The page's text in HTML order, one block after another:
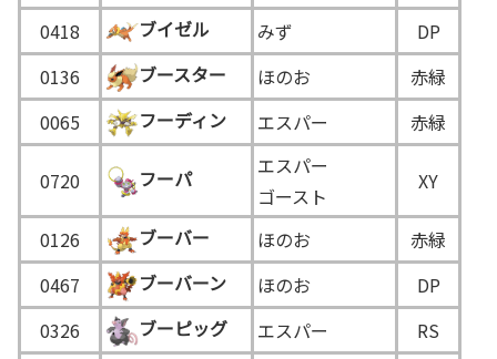
0418
ブイゼル みず
DP
0136
ブースター ほのお
赤緑
0065
フーディン エスパー 赤緑
0720 フーパ
エスパー
ゴースト
XY
0126 ブーバー ほのお
赤緑
0467
ブーバーン ほのお
DP
0326
ブーピッグ エスパー RS